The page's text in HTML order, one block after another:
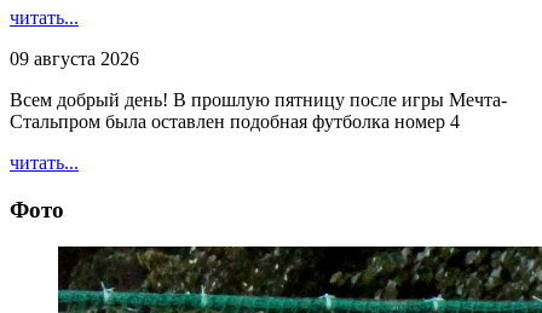
читать...
09 августа 2026
Всем добрый день! В прошлую пятницу после игры Мечта-
Стальпром была оставлен подобная футболка номер 4
читать...
Фото